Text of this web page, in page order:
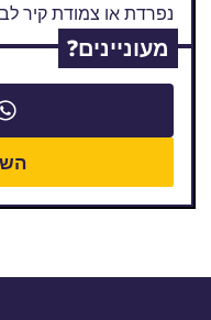
נפרדת או צמודת קיר
מעוניינים?